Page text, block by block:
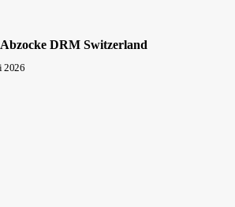
DRM Switzerland
2026